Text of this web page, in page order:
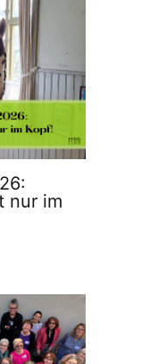
nur im